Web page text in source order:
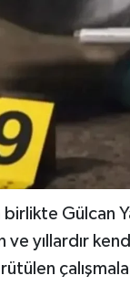
Gülcan
yıllardır